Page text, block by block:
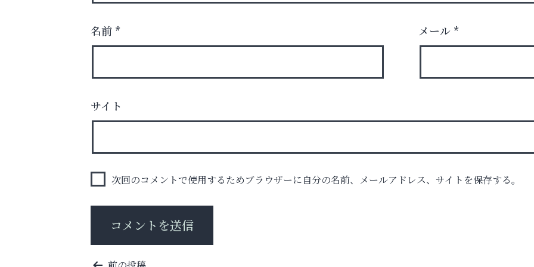
神戸牛ステーキに舌鼓♪
便利屋ファースト
名前 * メール *
サイト
次回のコメントで使用するためブラウザーに自分の名前、メールアドレス、サイトを保存する。